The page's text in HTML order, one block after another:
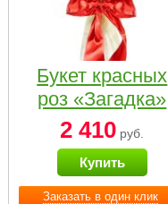
Заказать в один клик
Букет красных
роз «Загадка»
2 410 руб.
Купить